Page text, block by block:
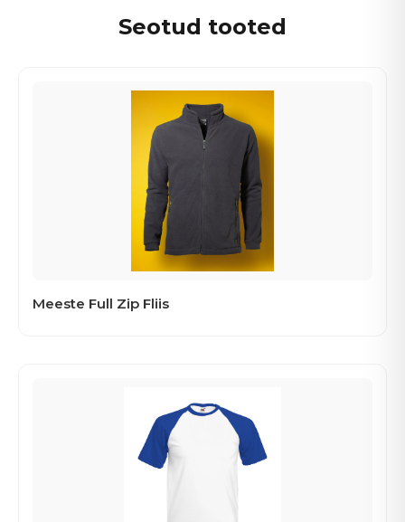
Seotud tooted
Meeste Full Zip Fliis